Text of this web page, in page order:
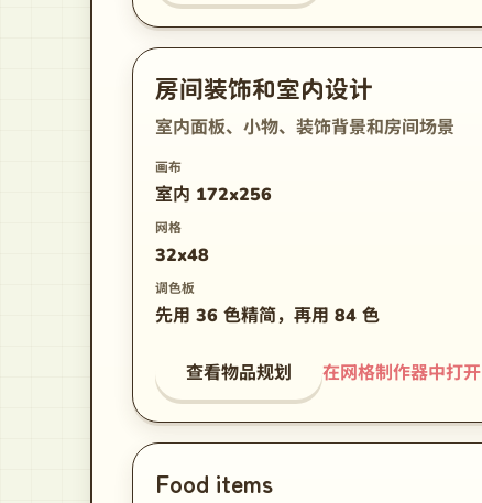
房间装饰和室内设计
室内面板、小物、装饰背景和房间场景
画布
室内 172x256
网格
32x48
调色板
先用 36 色精简，再用 84 色
查看物品规划 在网格制作器中打开
Food items